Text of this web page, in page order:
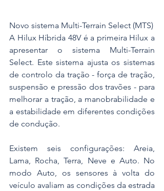
Novo sistema Multi-Terrain Select (MTS)
A Hilux Híbrida 48V é a primeira Hilux a
apresentar o sistema Multi-Terrain
Select. Este sistema ajusta os sistemas
de controlo da tração - força de tração,
suspensão e pressão dos travões - para
melhorar a tração, a manobrabilidade e
a estabilidade em diferentes condições
de condução.
Existem seis configurações: Areia,
Lama, Rocha, Terra, Neve e Auto. No
modo Auto, os sensores à volta do
veículo avaliam as condições da estrada